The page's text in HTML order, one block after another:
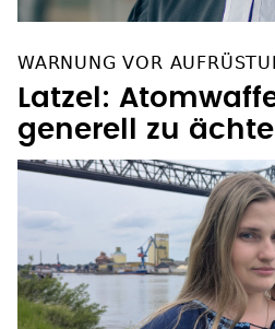
WARNUNG VOR
Latzel:
generell zu